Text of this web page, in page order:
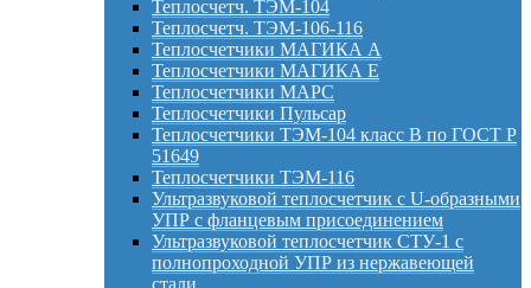
Теплосчетч. ТЭМ-104
Теплосчетч. ТЭМ-106-116
Теплосчетчики МАГИКА А
Теплосчетчики МАГИКА Е
Теплосчетчики МАРС
Теплосчетчики Пульсар
Теплосчетчики ТЭМ-104 класс B по ГОСТ Р
51649
Теплосчетчики ТЭМ-116
Ультразвуковой теплосчетчик с U-образными
УПР с фланцевым присоединением
Ультразвуковой теплосчетчик СТУ-1 с
полнопроходной УПР из нержавеющей
стали